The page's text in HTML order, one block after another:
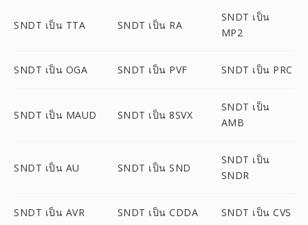
SNDT เป็น TTA SNDT เป็น RA
SNDT เป็น
MP2
SNDT เป็น OGA SNDT เป็น PVF SNDT เป็น PRC
SNDT เป็น MAUD SNDT เป็น 8SVX
SNDT เป็น
AMB
SNDT เป็น AU SNDT เป็น SND
SNDT เป็น
SNDR
SNDT เป็น AVR SNDT เป็น CDDA SNDT เป็น CVS